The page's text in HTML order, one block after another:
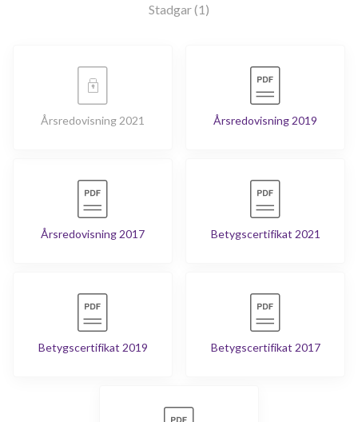
Stadgar (1)
Årsredovisning 2021 Årsredovisning 2019
Årsredovisning 2017 Betygscertifikat 2021
Betygscertifikat 2019 Betygscertifikat 2017